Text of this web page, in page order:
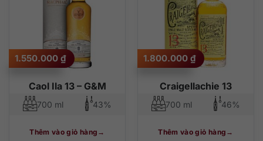
Caol Ila 13 – G&M
1.550.000 ₫
700 ml 43%
Thêm vào giỏ hàng
Craigellachie 13
1.800.000 ₫
700 ml 46%
Thêm vào giỏ hàng